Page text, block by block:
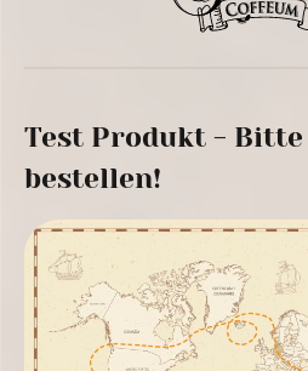
Test Produkt -
bestellen!